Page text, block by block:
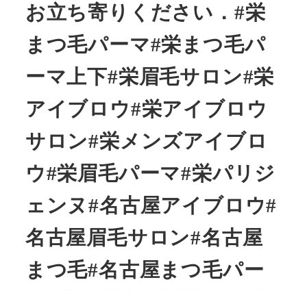
お立ち寄りください‎️．#栄
まつ毛パーマ#栄まつ毛パ
ーマ上下#栄眉毛サロン#栄
アイブロウ#栄アイブロウ
サロン#栄メンズアイブロ
ウ#栄眉毛パーマ#栄パリジ
ェンヌ#名古屋アイブロウ#
名古屋眉毛サロン#名古屋
まつ毛#名古屋まつ毛パー